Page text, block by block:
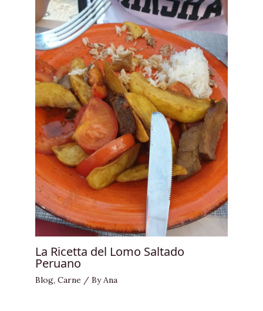
La Ricetta del Lomo Saltado
Peruano
Blog, Carne / ByAna